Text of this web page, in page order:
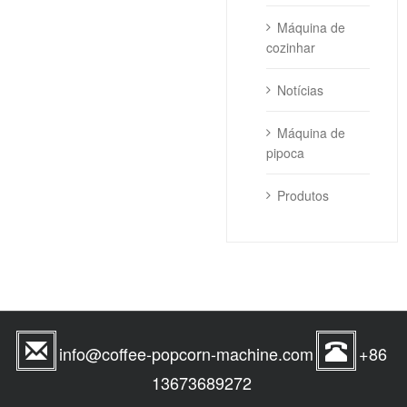
Máquina de
cozinhar
Notícias
Máquina de
pipoca
Produtos
info@coffee-popcorn-machine.com
+86
13673689272